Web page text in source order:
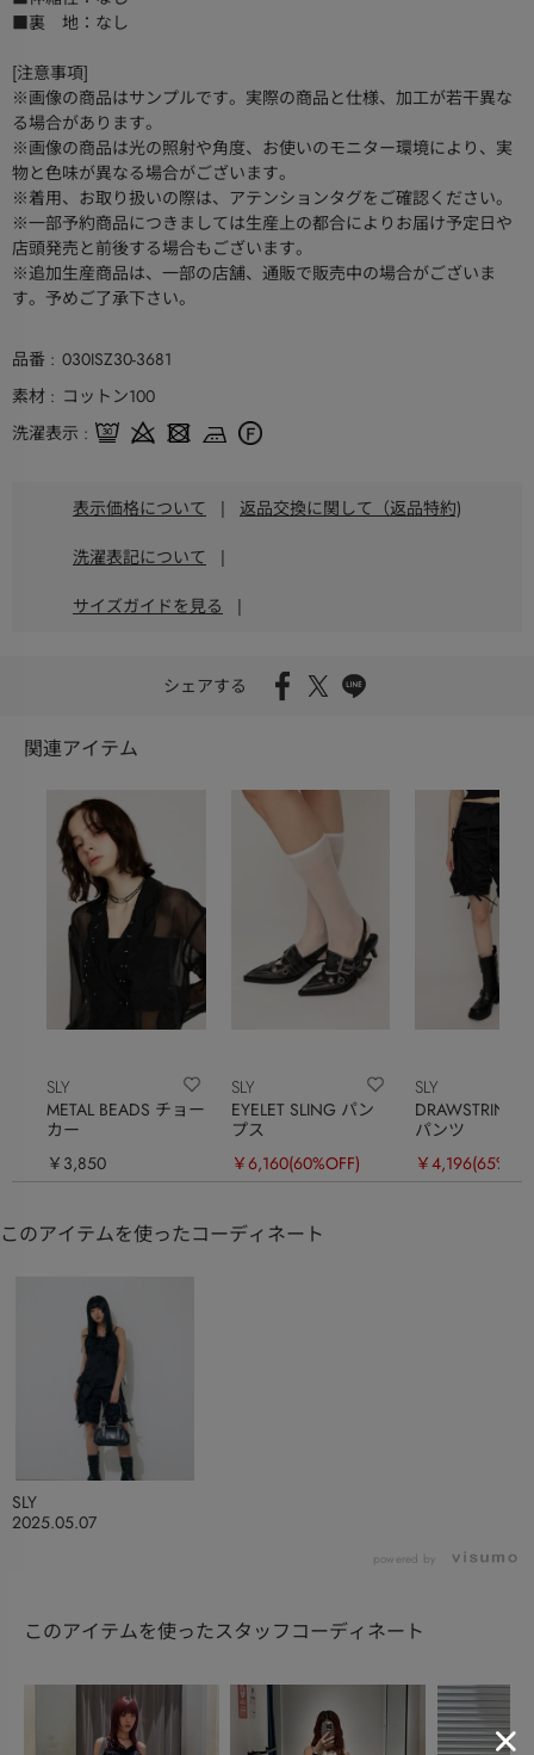
■裏 地：なし
[注意事項]
※画像の商品はサンプルです。実際の商品と仕様、加工が若干異な
る場合があります。
※画像の商品は光の照射や角度、お使いのモニター環境により、実
物と色味が異なる場合がございます。
※着用、お取り扱いの際は、アテンションタグをご確認ください。
※一部予約商品につきましては生産上の都合によりお届け予定日や
店頭発売と前後する場合もございます。
※追加生産商品は、一部の店舗、通販で販売中の場合がございま
す。予めご了承下さい。
品番
030ISZ30-3681
素材
コットン100
洗濯表示
表示価格について | 返品交換に関して（返品特約)
洗濯表記について |
サイズガイドを見る |
シェアする
関連アイテム
SLY
METAL BEADS チョー
カー
￥3,850
SLY
EYELET SLING パン
プス
￥6,160(60%OFF)
SLY
DRAWSTRING
パンツ
￥4,196
このアイテムを使ったコーディネート
2025.05.07
SLY
powered by
このアイテムを使ったスタッフコーディネート